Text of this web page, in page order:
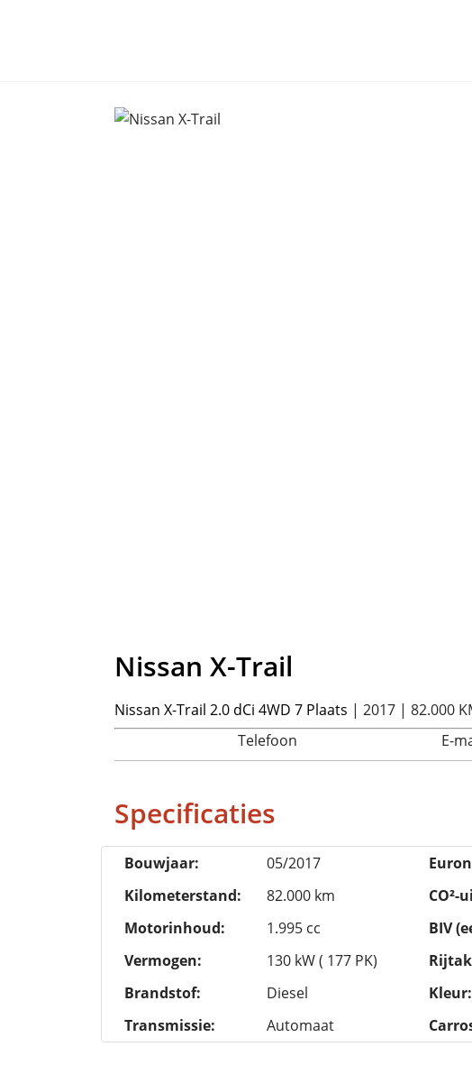
Nissan X-Trail
Nissan X-Trail 2.0 dCi 4WD 7 Plaats | 2017 | 82.000
Telefoon
E-
Specificaties
Bouwjaar:
05/2017
Kilometerstand:
82.000 km
Motorinhoud:
1.995 cc
Vermogen:
130 kW ( 177 PK)
Brandstof:
Diesel
Transmissie:
Automaat
CO²-
BIV
Kleur: